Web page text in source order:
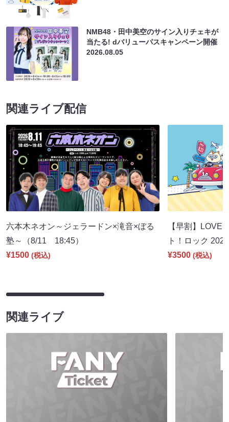
NMB48・田中美空のサイン入りチェキが
当たる! dバリューパスキャンペーン開催
2026.08.05
関連ライブ配信
六本木ネオン～ジェラードン×滝音×ぼる
塾～（8/11 18:45）
¥1500 (税込)
【早割】LOVE
ト！ロック
¥3500 (税込)
関連ライブ